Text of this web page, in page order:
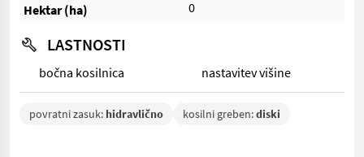
Hektar (ha)
0
LASTNOSTI
bočna kosilnica nastavitev višine
povratni zasuk: hidravlično kosilni greben:diski